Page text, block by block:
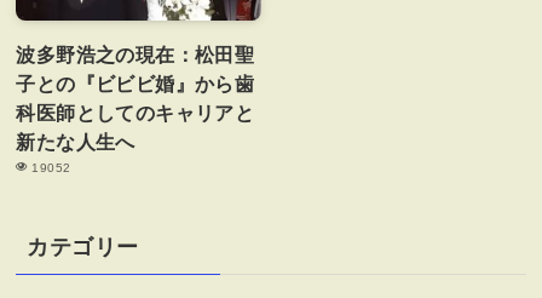
波多野浩之の現在：松田聖
子との『ビビビ婚』から歯
科医師としてのキャリアと
新たな人生へ
19052
カテゴリー